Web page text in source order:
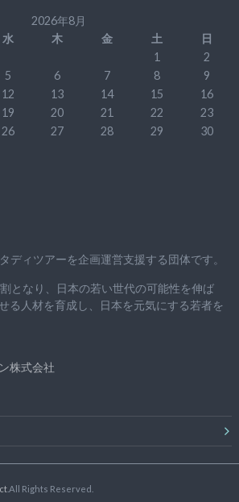
2026年8月
水 木 金 土
日
1
2
5 6 7 8
9
12 13 14 15
16
19 20 21 22
23
26 27 28 29
30
ィツアーを企画運営支援する団体です。
となり、日本の若い世代の可能性を伸ば
る人材を育成し、日本を元気にする若者を
株式会社
.All Rights Reserved.